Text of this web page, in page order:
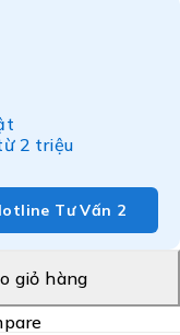
2 triệu
Tư Vấn 2
giỏ hàng